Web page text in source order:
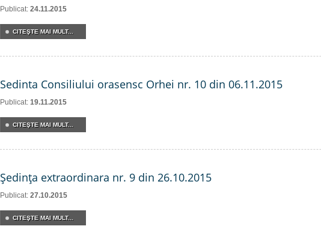
Publicat: 24.11.2015
CITEŞTE MAI MULT...
Sedinta Consiliului orasensc Orhei nr. 10 din 06.11.2015
Publicat: 19.11.2015
CITEŞTE MAI MULT...
Şedinţa extraordinara nr. 9 din 26.10.2015
Publicat: 27.10.2015
CITEŞTE MAI MULT...